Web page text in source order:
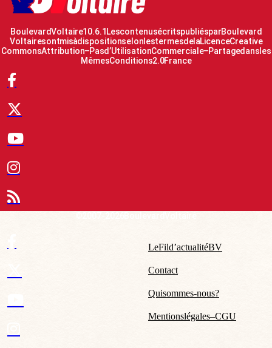
Boulevard Voltaire 10.6.1 Les contenus écrits publiés par Boulevard
Voltaire sont mis à disposition selon les termes de la Licence Creative
Commons Attribution – Pas d’Utilisation Commerciale – Partage dans les
Mêmes Conditions 2.0 France
Le Fil d’actualité BV
Contact
Qui sommes-nous ?
Mentions légales – CGU